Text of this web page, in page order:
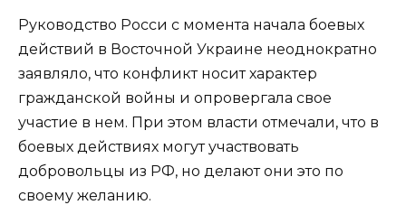
Руководство Росси с момента начала боевых
действий в Восточной Украине неоднократно
заявляло, что конфликт носит характер
гражданской войны и опровергала свое
участие в нем. При этом власти отмечали, что в
боевых действиях могут участвовать
добровольцы из РФ, но делают они это по
своему желанию.